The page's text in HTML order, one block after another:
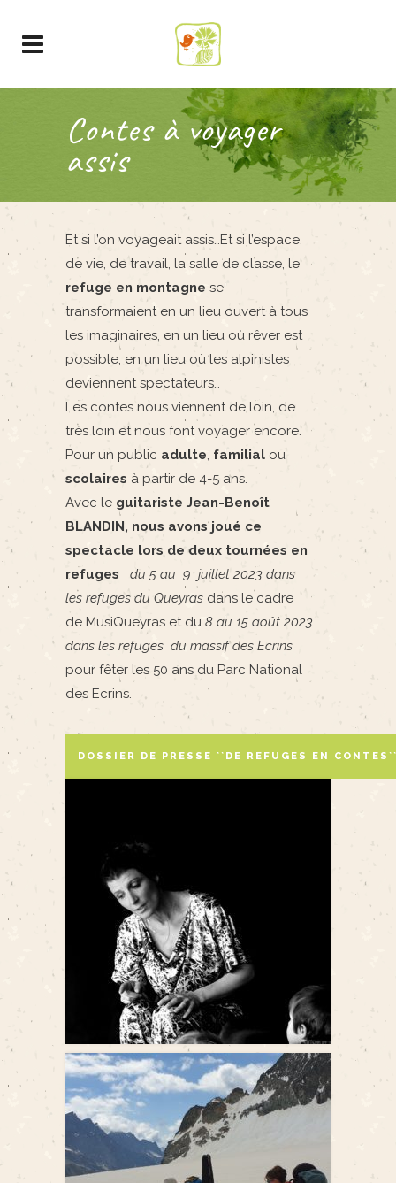
Contes à voyager
assis
Et si l’on voyageait assis…Et si l’espace,
de vie, de travail, la salle de classe, le
refuge en montagne se
transformaient en un lieu ouvert à tous
les imaginaires, en un lieu où rêver est
possible, en un lieu où les alpinistes
deviennent spectateurs…
Les contes nous viennent de loin, de
très loin et nous font voyager encore.
Pour un public adulte, familial ou
scolaires à partir de 4-5 ans.
Avec le guitariste Jean-Benoît
BLANDIN, nous avons joué ce
spectacle lors de deux tournées en
refuges
du 5 au 9 juillet 2023 dans
les refuges du Queyras dans le cadre
de MusiQueyras et du 8 au 15 août 2023
dans les refuges du massif des Ecrins
pour fêter les 50 ans du Parc National
des Ecrins.
DOSSIER DE PRESSE ``DE REFUGES EN